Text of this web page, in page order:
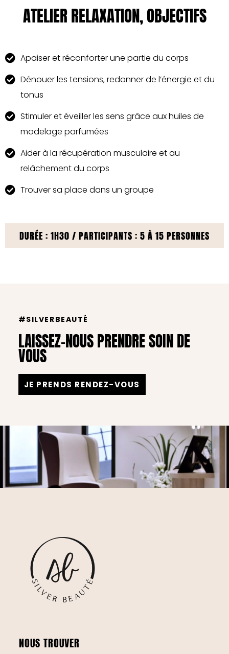
ATELIER RELAXATION, OBJECTIFS
Apaiser et réconforter une partie du corps
Dénouer les tensions, redonner de l’énergie et du
tonus
Stimuler et éveiller les sens grâce aux huiles de
modelage parfumées
Aider à la récupération musculaire et au
relâchement du corps
Trouver sa place dans un groupe
DURÉE : 1H30 / PARTICIPANTS : 5 À 15 PERSONNES
#SILVERBEAUTÉ
LAISSEZ-NOUS PRENDRE SOIN DE
VOUS
JE PRENDS RENDEZ-VOUS
NOUS TROUVER